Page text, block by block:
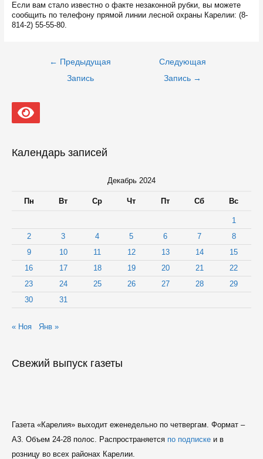
Если вам стало известно о факте незаконной рубки, вы можете
сообщить по телефону прямой линии лесной охраны Карелии: (8-
814-2) 55-55-80.
Навигация
← Предыдущая
Запись
Следующая
Запись →
Календарь записей
Декабрь 2024
Пн Вт Ср Чт Пт Сб Вс
1
2
3 4 5 6 7
8
9
10 11 12 13 14
15
16
17 18 19 20 21
22
23
24 25 26 27 28
29
30
31
« Ноя Янв »
Свежий выпуск газеты
Газета «Карелия» выходит еженедельно по четвергам. Формат –
A3. Объем 24-28 полос. Распространяется по подпискеи в
розницу во всех районах Карелии.